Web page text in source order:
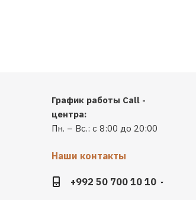
График работы Call -
центра:
Пн. – Вс.: с 8:00 до 20:00
Наши контакты
+992 50 700 10 10